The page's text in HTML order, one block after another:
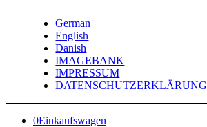
German
English
Danish
IMAGEBANK
IMPRESSUM
DATENSCHUTZERKLÄRUNG
0Einkaufswagen